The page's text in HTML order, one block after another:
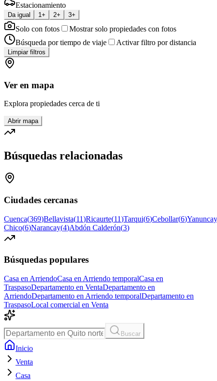
Estacionamiento
Da igual 1+ 2+ 3+
Solo con fotos
Mostrar solo propiedades con fotos
Búsqueda por tiempo de viaje
Activar filtro por distancia
Limpiar filtros
Ver en mapa
Explora propiedades cerca de ti
Abrir mapa
Búsquedas relacionadas
Ciudades cercanas
Cuenca(369)Bellavista(11)Ricaurte(11)Tarqui(6)Cebollar(6)Yanuncay
Chico(6)Narancay(4)Abdón Calderón(3)
Búsquedas populares
Casa en ArriendoCasa en Arriendo temporalCasa en
TraspasoDepartamento en VentaDepartamento en
ArriendoDepartamento en Arriendo temporalDepartamento en
TraspasoLocal comercial en Venta
Buscar
Inicio
Venta
Casa